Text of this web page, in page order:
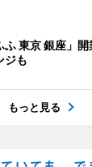
ふ 東京 銀座」
ジも
もっと見る